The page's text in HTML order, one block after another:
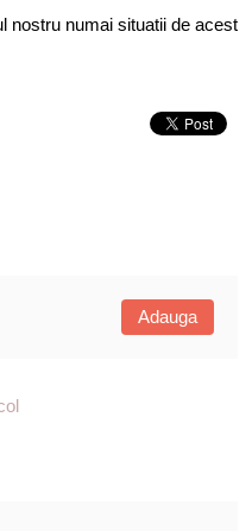
nostru numai situatii de acest
Adauga